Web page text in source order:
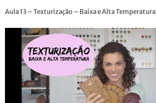
Aula 13 – Texturização – Baixa e Alta Temperatura